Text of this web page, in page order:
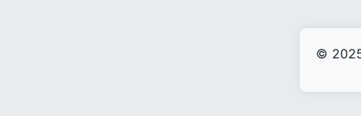
© 2025